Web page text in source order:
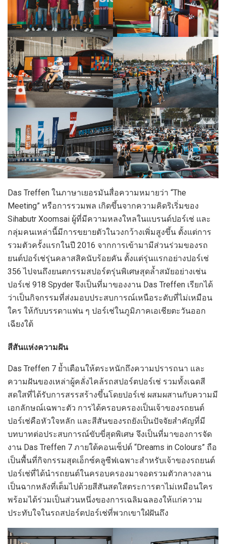
Das Treffen ในภาษาเยอรมันสื่อความหมายว่า “The
Meeting” หรือการรวมพล เกิดขึ้นจากความคิดริเริ่มของ
Sihabutr Xoomsai ผู้ที่มีความหลงใหลในแบรนด์ปอร์เช่ และ
กลุ่มคนเหล่านี้มีการขยายตัวในวงกว้างเพิ่มสูงขึ้น ตั้งแต่การ
รวมตัวครั้งแรกในปี 2016 จากการเข้ามามีส่วนร่วมของรถ
ยนต์ปอร์เช่รุ่นคลาสสิคนับร้อยคัน ตั้งแต่รุ่นแรกอย่างปอร์เช่
356 ไปจนถึงยนตกรรมสปอร์ตรุ่นพิเศษสุดล้ำสมัยอย่างเช่น
ปอร์เช่ 918 Spyder จึงเป็นที่มาของงาน Das Treffen เรียกได้
ว่าเป็นกิจกรรมที่ส่งมอบประสบการณ์เหนือระดับที่ไม่เหมือน
ใคร ให้กับบรรดาแฟน ๆ ปอร์เช่ในภูมิภาคเอเชียตะวันออก
เฉียงใต้
สีสันแห่งความฝัน
Das Treffen 7 ย้ำเตือนให้ตระหนักถึงความปรารถนา และ
ความฝันของเหล่าผู้คลั่งไคล้รถสปอร์ตปอร์เช่ รวมทั้งเฉดสี
สดใสที่ได้รับการสรรสร้างขึ้นโดยปอร์เช่ ผสมผสานกับความมี
เอกลักษณ์เฉพาะตัว การได้ครอบครองเป็นเจ้าของรถยนต์
ปอร์เช่คือหัวใจหลัก และสีสันของรถยังเป็นปัจจัยสำคัญที่มี
บทบาทต่อประสบการณ์ขับขี่สุดพิเศษ จึงเป็นที่มาของการจัด
งาน Das Treffen 7 ภายใต้คอนเซ็ปต์ “Dreams in Colours” ถือ
เป็นพื้นที่กิจกรรมสุดเอ็กซ์คลูซีฟเฉพาะสำหรับเจ้าของรถยนต์
ปอร์เช่ที่ได้นำรถยนต์ในครอบครองมาจอดรวมตัวกลางลาน
เป็นฉากหลังที่เต็มไปด้วยสีสันสดใสตระการตาไม่เหมือนใคร
พร้อมได้ร่วมเป็นส่วนหนึ่งของการเฉลิมฉลองให้แก่ความ
ประทับใจในรถสปอร์ตปอร์เช่ที่พวกเขาใฝ่ฝันถึง